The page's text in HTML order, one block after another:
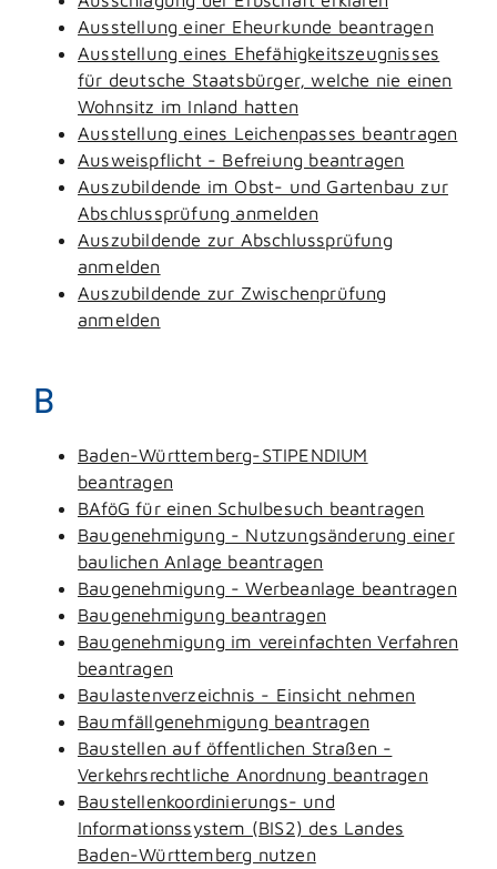
Ausstellung einer Eheurkunde beantragen
Ausstellung eines Ehefähigkeitszeugnisses
für deutsche Staatsbürger, welche nie einen
Wohnsitz im Inland hatten
Ausstellung eines Leichenpasses beantragen
Ausweispflicht - Befreiung beantragen
Auszubildende im Obst- und Gartenbau zur
Abschlussprüfung anmelden
Auszubildende zur Abschlussprüfung
anmelden
Auszubildende zur Zwischenprüfung
anmelden
B
Baden-Württemberg-STIPENDIUM
beantragen
BAföG für einen Schulbesuch beantragen
Baugenehmigung - Nutzungsänderung einer
baulichen Anlage beantragen
Baugenehmigung - Werbeanlage beantragen
Baugenehmigung beantragen
Baugenehmigung im vereinfachten Verfahren
beantragen
Baulastenverzeichnis - Einsicht nehmen
Baumfällgenehmigung beantragen
Baustellen auf öffentlichen Straßen -
Verkehrsrechtliche Anordnung beantragen
Baustellenkoordinierungs- und
Informationssystem (BIS2) des Landes
Baden-Württemberg nutzen